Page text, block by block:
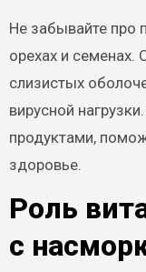
Не забывайте про
орехах и семенах.
слизистых
вирусной
продуктами,
здоровье.
Роль
с